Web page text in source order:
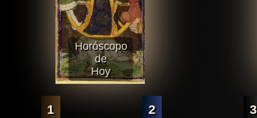
Horóscopo
de
Hoy
1 2 3